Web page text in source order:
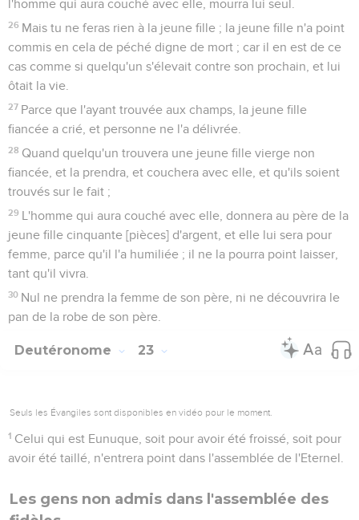
l'homme qui aura couché avec elle, mourra lui seul.
26 Mais tu ne feras rien à la jeune fille ; la jeune fille n'a point
commis en cela de péché digne de mort ; car il en est de ce
cas comme si quelqu'un s'élevait contre son prochain, et lui
ôtait la vie.
27 Parce que l'ayant trouvée aux champs, la jeune fille
fiancée a crié, et personne ne l'a délivrée.
28 Quand quelqu'un trouvera une jeune fille vierge non
fiancée, et la prendra, et couchera avec elle, et qu'ils soient
trouvés sur le fait ;
29 L'homme qui aura couché avec elle, donnera au père de la
jeune fille cinquante [pièces] d'argent, et elle lui sera pour
femme, parce qu'il l'a humiliée ; il ne la pourra point laisser,
tant qu'il vivra.
30 Nul ne prendra la femme de son père, ni ne découvrira le
pan de la robe de son père.
Deutéronome 23
Seuls les Évangiles sont disponibles en vidéo pour le moment.
1 Celui qui est Eunuque, soit pour avoir été froissé, soit pour
avoir été taillé, n'entrera point dans l'assemblée de l'Eternel.
Les gens non admis dans l'assemblée des